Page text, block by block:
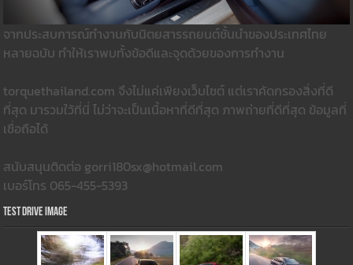
จากประสบการณ์ทำงานกับนิตยสารรถยนต์ชั้นนำของประเทศไทย
หลายฉบับ ทำให้เราพบทั้งข้อดีและจุดด้วยของการทำงาน
torquethailand.com จึงไม่แค่เพียงเว็บไซต์ แต่เราคัดกรองสิ่งที่ดี
ที่สุด มารวมใว้ที่นี่ ไม่ว่าจะเป็นเนื้อหาที่ดีที่สุด ภาพถ่ายที่ดีที่สุด ข้อมูลที่
เชื่อถือได้
สนับสนุนติดต่อ gorri180sx@hotmail.com
เบอร์โทร 065-455-5393
Test Drive Image